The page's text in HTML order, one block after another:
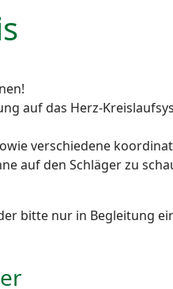
auf das Herz-
verschiedene
auf den Schläger zu
bitte nur in Begleitung